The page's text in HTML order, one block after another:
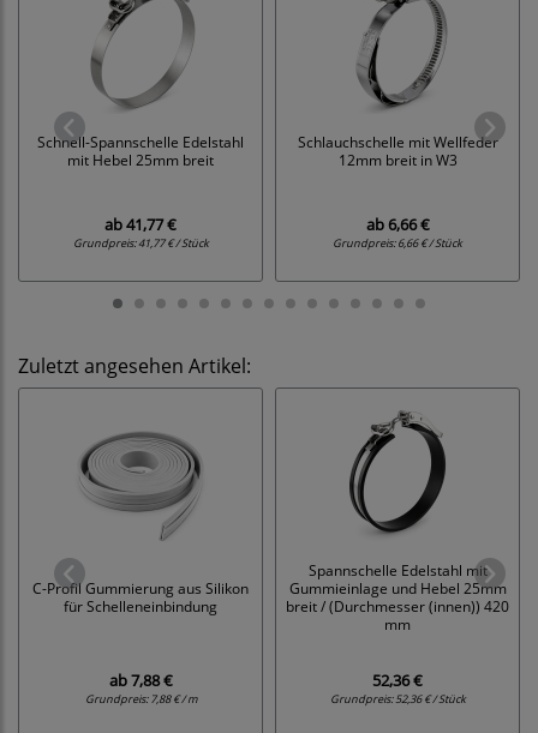
Schnell-Spannschelle Edelstahl
mit Hebel 25mm breit
ab41,77 €
Grundpreis:41,77 € / Stück
Schlauchschelle mit Wellfeder
12mm breit in W3
ab6,66 €
Grundpreis:6,66 € / Stück
Zuletzt angesehen Artikel:
C-Profil Gummierung aus Silikon
für Schelleneinbindung
ab7,88 €
Grundpreis:7,88 € / m
Spannschelle Edelstahl mit
Gummieinlage und Hebel 25mm
breit / (Durchmesser (innen)) 420
mm
52,36 €
Grundpreis:52,36 € / Stück